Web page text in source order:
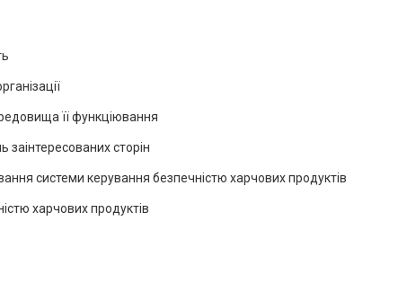
її функціювання
заінтересованих сторін
системи керування безпечністю харчових продуктів
харчових продуктів